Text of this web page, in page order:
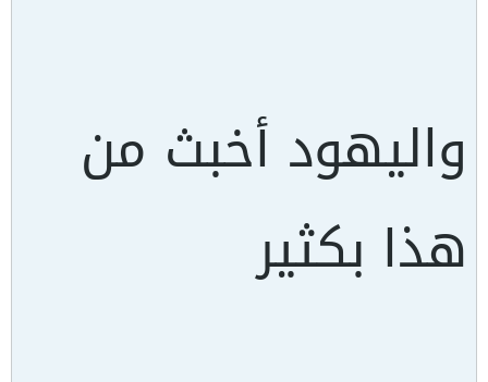
واليهود أخبث من
هذا بكثير